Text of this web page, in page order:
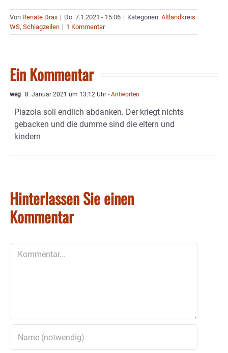
Von Renate Drax | Do. 7.1.2021 - 15:06 | Kategorien: Altlandkreis
WS, Schlagzeilen | 1 Kommentar
Ein Kommentar
weg 8. Januar 2021 um 13:12 Uhr - Antworten
Piazola soll endlich abdanken. Der kriegt nichts
gebacken und die dumme sind die eltern und
kindern
Hinterlassen Sie einen
Kommentar